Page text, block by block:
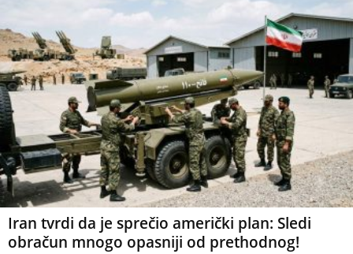
Iran tvrdi da je sprečio američki plan: Sledi
obračun mnogo opasniji od prethodnog!